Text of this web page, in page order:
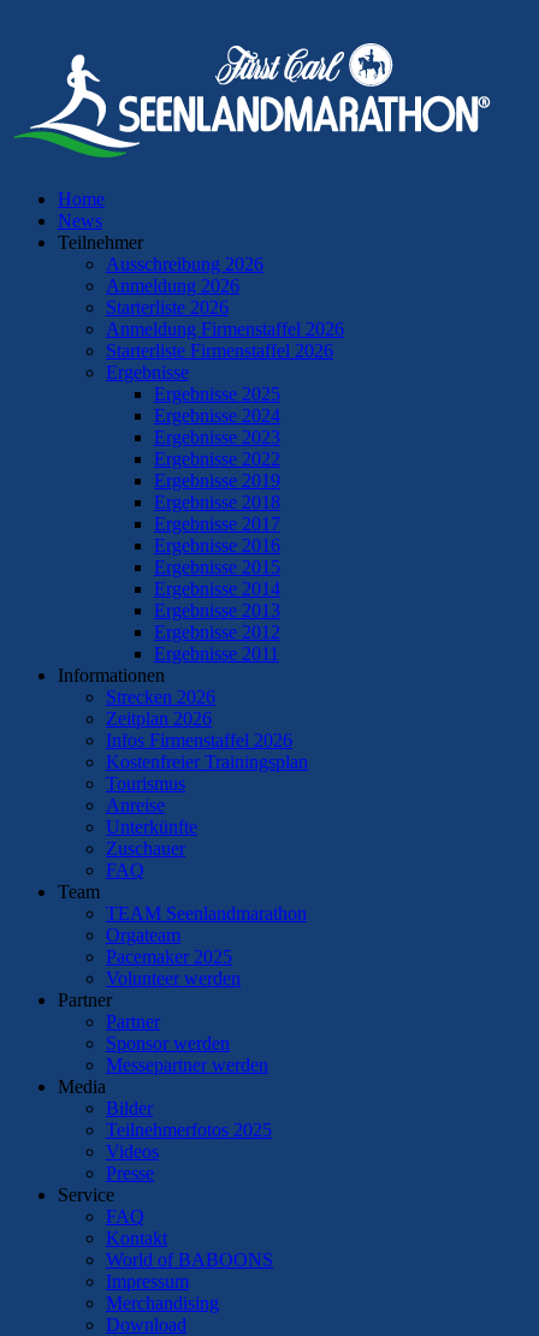
Home
News
Teilnehmer
Ausschreibung 2026
Anmeldung 2026
Starterliste 2026
Anmeldung Firmenstaffel 2026
Starterliste Firmenstaffel 2026
Ergebnisse
Ergebnisse 2025
Ergebnisse 2024
Ergebnisse 2023
Ergebnisse 2022
Ergebnisse 2019
Ergebnisse 2018
Ergebnisse 2017
Ergebnisse 2016
Ergebnisse 2015
Ergebnisse 2014
Ergebnisse 2013
Ergebnisse 2012
Ergebnisse 2011
Informationen
Strecken 2026
Zeitplan 2026
Infos Firmenstaffel 2026
Kostenfreier Trainingsplan
Tourismus
Anreise
Unterkünfte
Zuschauer
FAQ
Team
TEAM Seenlandmarathon
Orgateam
Pacemaker 2025
Volunteer werden
Partner
Partner
Sponsor werden
Messepartner werden
Media
Bilder
Teilnehmerfotos 2025
Videos
Presse
Service
FAQ
Kontakt
World of BABOONS
Impressum
Merchandising
Download